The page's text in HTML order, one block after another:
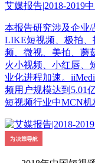
艾媒报告|2018-2019
本报告研究涉及企业/
LIKE短视频、极拍
频、微视、美拍、蘑
火小视频、小红唇、
业化进程加速。
频用户规模达到5.01
短视频行业中MCN机